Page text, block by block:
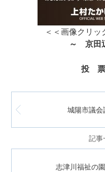
＜＜画像クリッ
～ 京田
投 票
城陽市議
記事
志津川福祉の